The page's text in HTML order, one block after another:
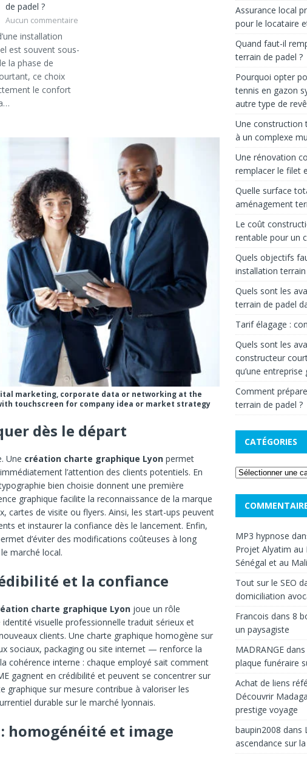
de padel ?
Aucun commentaire
installation
est souvent sous-
la phase de
ce choix
le confort
marketing, corporate data or networking at the
touchscreen for company idea or market strategy
dès le départ
Une création charte graphique Lyon permet
l’attention des clients potentiels. En
bien choisie donnent une première
graphique facilite la reconnaissance de la marque
cartes de visite ou flyers. Ainsi, les start-ups peuvent
et instaurer la confiance dès le lancement. Enfin,
d’éviter des modifications coûteuses à long
marché local.
et la confiance
charte graphique Lyon joue un rôle
visuelle professionnelle traduit sérieux et
clients. Une charte graphique homogène sur
sociaux, packaging ou site internet — renforce la
cohérence interne : chaque employé sait comment
gagnent en crédibilité et peuvent se concentrer sur
graphique sur mesure contribue à valoriser les
durable sur le marché lyonnais.
homogénéité et image
Assurance local
pour le locataire
Quand faut-il
terrain de padel ?
Pourquoi opter
tennis en gazon
autre type de
Une construction
à un complexe
Une rénovation
remplacer le filet
Quelle surface
aménagement
Le coût
rentable pour un
Quels objectifs
installation terrain
Quels sont les
terrain de padel
Tarif élagage :
Quels sont les
constructeur
qu’une entreprise
Comment
terrain de padel ?
CATÉGORIES
MP3 hypnose
Projet Alyatim au
Sénégal et au Mali
Tout sur le SEO
domiciliation
Francois dans 8
un paysagiste
MADRANGEdans
plaque funéraire
Achat de liens
Découvrir
prestige voyage
baupin2008 dans
ascendance sur